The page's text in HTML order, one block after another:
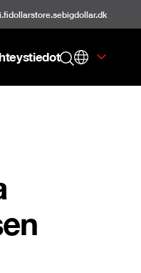
dollarstore.sebigdollar.dk